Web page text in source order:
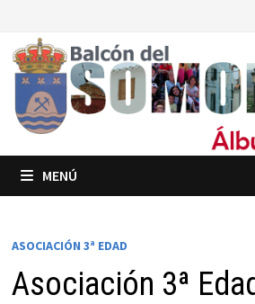
contenido
MENÚ
ASOCIACIÓN 3ª EDAD
Asociación 3ª